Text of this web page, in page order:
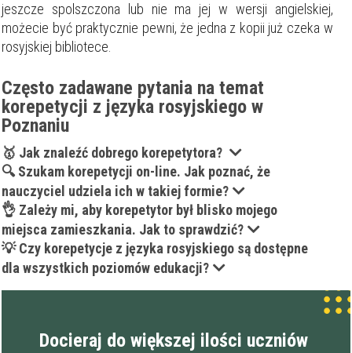
jeszcze spolszczona lub nie ma jej w wersji angielskiej,
możecie być praktycznie pewni, że jedna z kopii już czeka w
rosyjskiej bibliotece.
Często zadawane pytania na temat
korepetycji z języka rosyjskiego w
Poznaniu
🥇 Jak znaleźć dobrego korepetytora?
🔍 Szukam korepetycji on-line. Jak poznać, że
nauczyciel udziela ich w takiej formie?
👌 Zależy mi, aby korepetytor był blisko mojego
miejsca zamieszkania. Jak to sprawdzić?
💡 Czy korepetycje z języka rosyjskiego są dostępne
dla wszystkich poziomów edukacji?
Docieraj do większej ilości uczniów